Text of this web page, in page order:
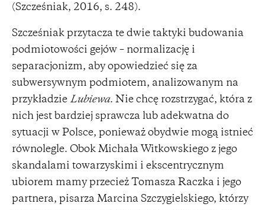
(Szcześniak, 2016, s. 248).
Szcześniak przytacza te dwie taktyki budowania
podmiotowości gejów – normalizację i
separacjonizm, aby opowiedzieć się za
subwersywnym podmiotem, analizowanym na
przykładzie Lubiewa. Nie chcę rozstrzygać, która z
nich jest bardziej sprawcza lub adekwatna do
sytuacji w Polsce, ponieważ obydwie mogą istnieć
równolegle. Obok Michała Witkowskiego z jego
skandalami towarzyskimi i ekscentrycznym
ubiorem mamy przecież Tomasza Raczka i jego
partnera, pisarza Marcina Szczygielskiego, którzy